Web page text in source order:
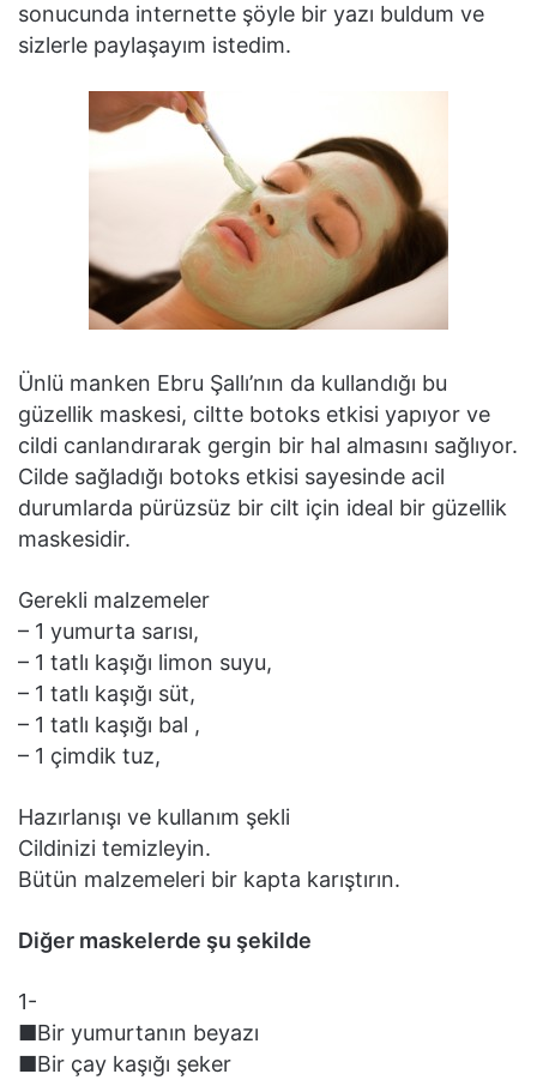
sonucunda internette şöyle bir yazı buldum ve
sizlerle paylaşayım istedim.
Ünlü manken Ebru Şallı’nın da kullandığı bu
güzellik maskesi, ciltte botoks etkisi yapıyor ve
cildi canlandırarak gergin bir hal almasını sağlıyor.
Cilde sağladığı botoks etkisi sayesinde acil
durumlarda pürüzsüz bir cilt için ideal bir güzellik
maskesidir.
Gerekli malzemeler
– 1 yumurta sarısı,
– 1 tatlı kaşığı limon suyu,
– 1 tatlı kaşığı süt,
– 1 tatlı kaşığı bal ,
– 1 çimdik tuz,
Hazırlanışı ve kullanım şekli
Cildinizi temizleyin.
Bütün malzemeleri bir kapta karıştırın.
Diğer maskelerde şu şekilde
1-
■Bir yumurtanın beyazı
■Bir çay kaşığı şeker